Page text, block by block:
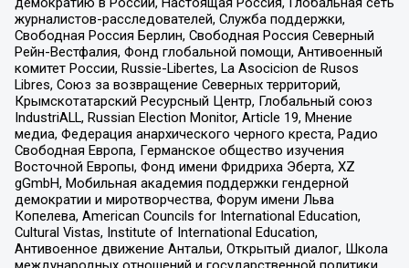
журналистов-расследователей, Служба поддержки,
Свободная Россия Берлин, Свободная Россия Северный
Рейн-Вестфалия, Фонд глобальной помощи, Антивоенный
комитет России, Russie-Libertes, La Asocicion de Rusos
Libres, Союз за возвращение Северных территорий,
Крымскотатарский Ресурсный Центр, Глобальный союз
IndustriALL, Russian Election Monitor, Article 19, Мнение
медиа, Федерация анархического черного креста, Радио
Свободная Европа, Германское общество изучения
Восточной Европы, Фонд имени Фридриха Эберта, XZ
gGmbH, Мобильная академия поддержки гендерной
демократии и миротворчества, Форум имени Льва
Копелева, American Councils for International Education,
Cultural Vistas, Institute of International Education,
Антивоенное движение Антальи, Открытый диалог, Школа